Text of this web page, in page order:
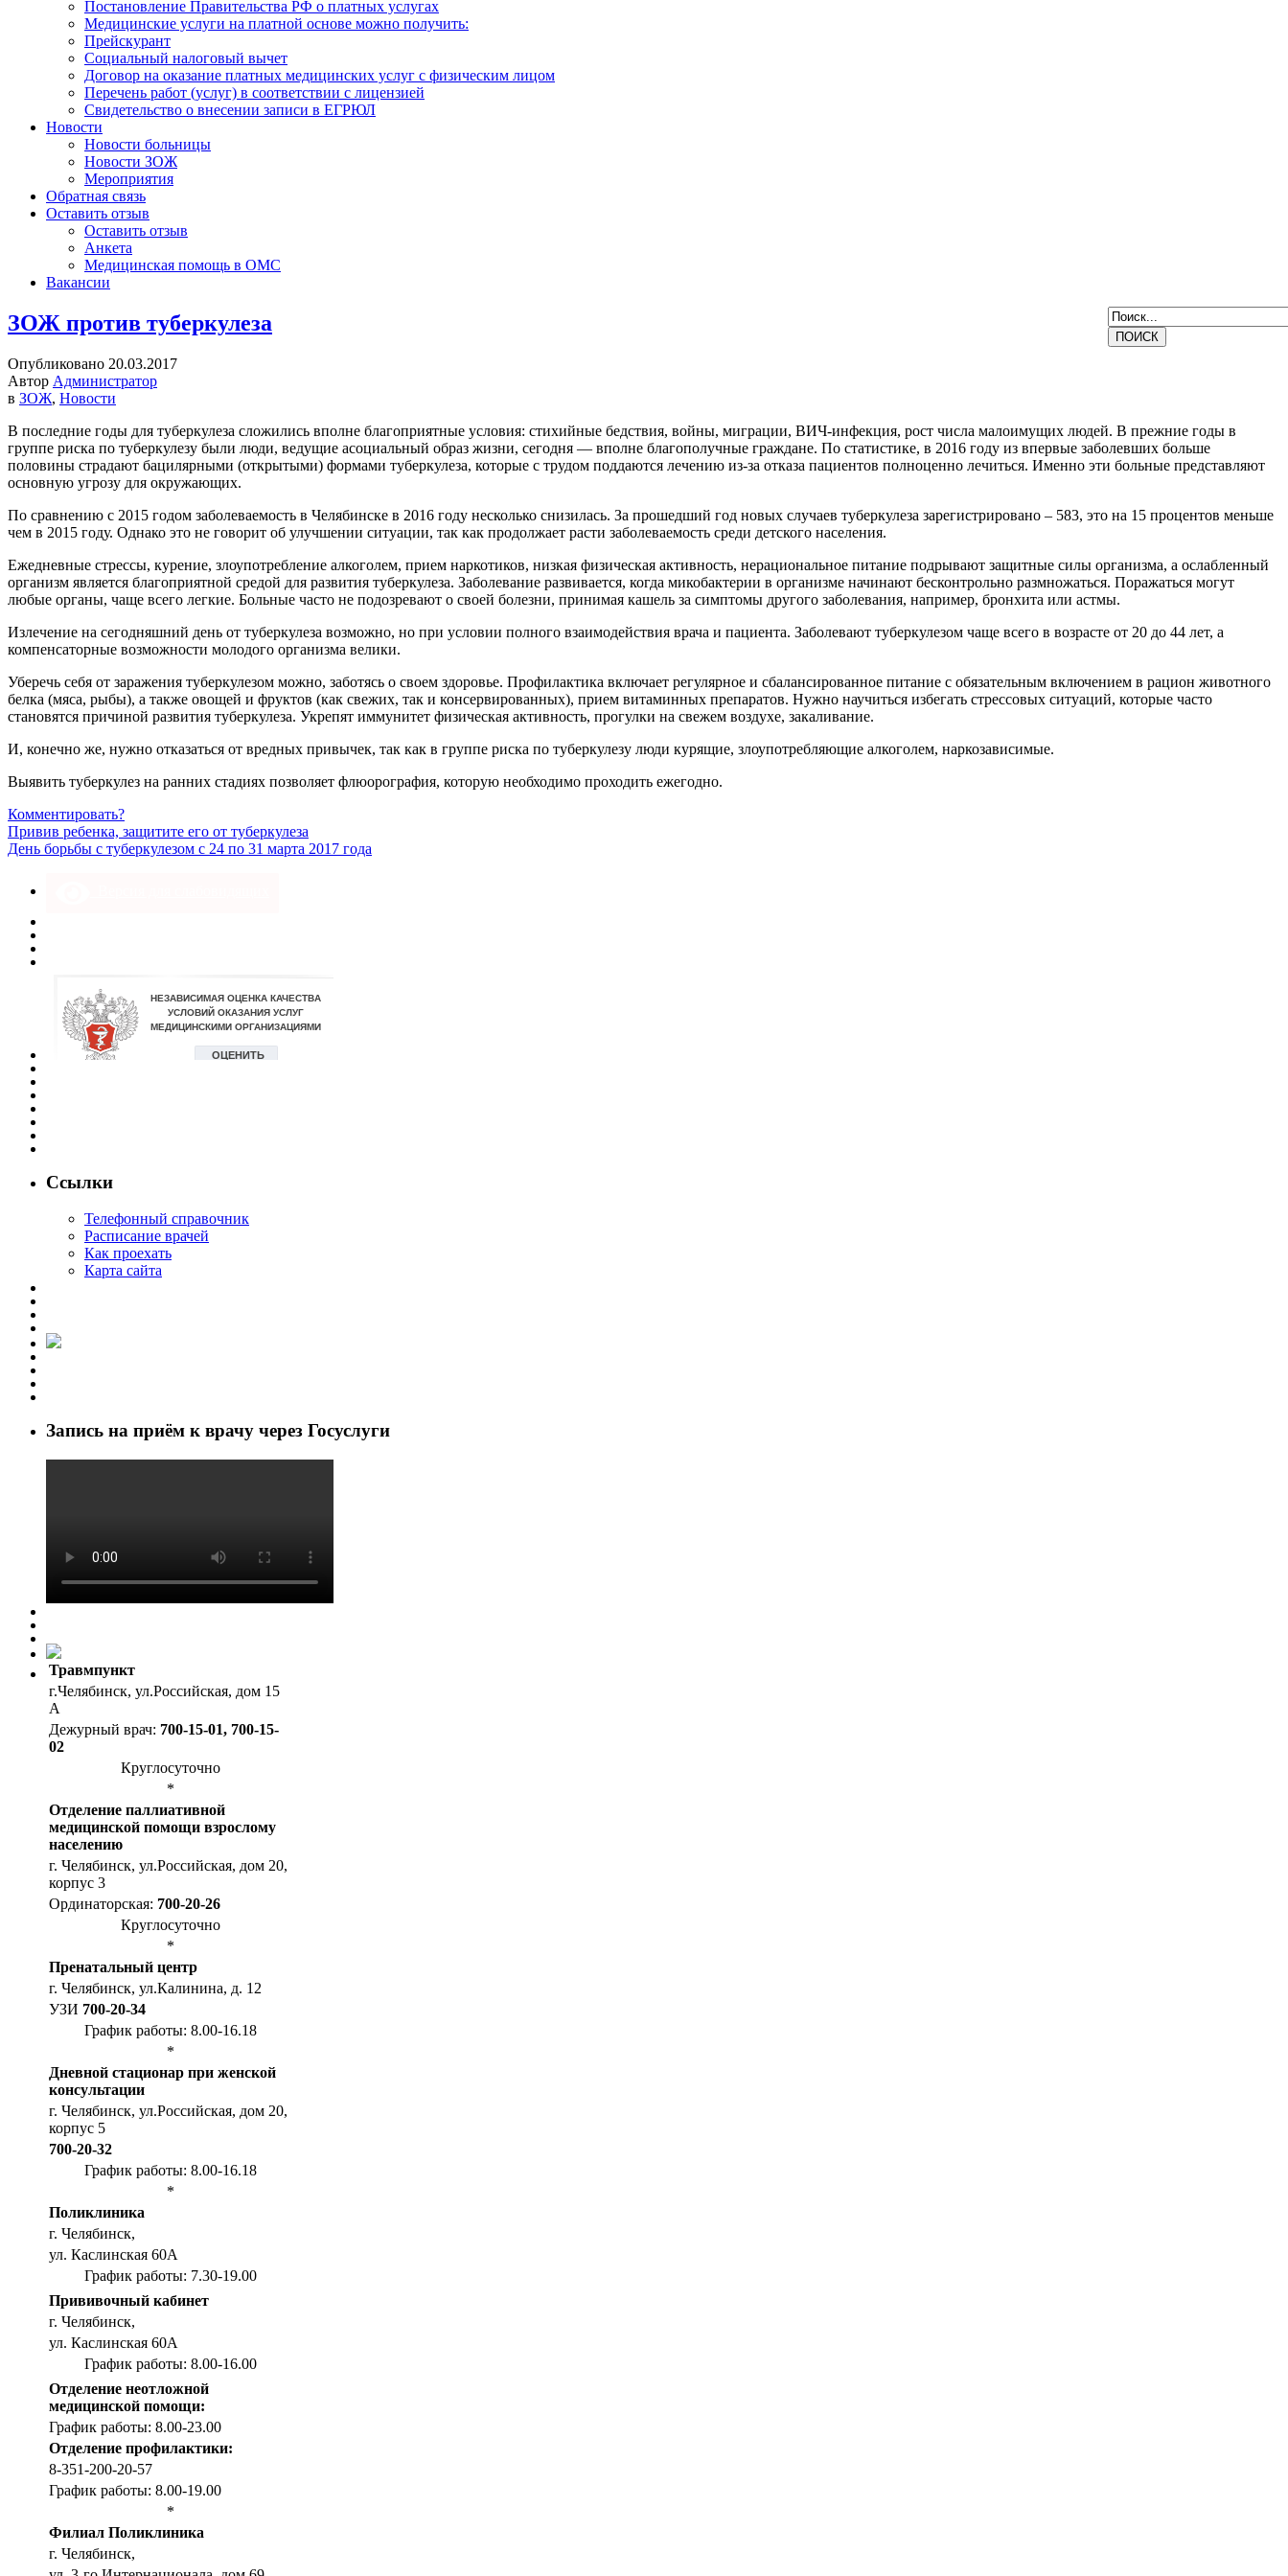
Постановление Правительства РФ о платных услугах
Медицинские услуги на платной основе можно получить:
Прейскурант
Социальный налоговый вычет
Договор на оказание платных медицинских услуг с физическим лицом
Перечень работ (услуг) в соответствии с лицензией
Свидетельство о внесении записи в ЕГРЮЛ
Новости
Новости больницы
Новости ЗОЖ
Мероприятия
Обратная связь
Оставить отзыв
Оставить отзыв
Анкета
Медицинская помощь в ОМС
Вакансии
ЗОЖ против туберкулеза
Опубликовано 20.03.2017
Автор Администратор
в ЗОЖ, Новости
В последние годы для туберкулеза сложились вполне благоприятные условия: стихийные бедствия, войны, миграции, ВИЧ-инфекция, рост числа малоимущих людей. В прежние годы в
группе риска по туберкулезу были люди, ведущие асоциальный образ жизни, сегодня — вполне благополучные граждане. По статистике, в 2016 году из впервые заболевших больше
половины страдают бацилярными (открытыми) формами туберкулеза, которые с трудом поддаются лечению из-за отказа пациентов полноценно лечиться. Именно эти больные представляют
основную угрозу для окружающих.
По сравнению с 2015 годом заболеваемость в Челябинске в 2016 году несколько снизилась. За прошедший год новых случаев туберкулеза зарегистрировано – 583, это на 15 процентов меньше
чем в 2015 году. Однако это не говорит об улучшении ситуации, так как продолжает расти заболеваемость среди детского населения.
Ежедневные стрессы, курение, злоупотребление алкоголем, прием наркотиков, низкая физическая активность, нерациональное питание подрывают защитные силы организма, а ослабленный
организм является благоприятной средой для развития туберкулеза. Заболевание развивается, когда микобактерии в организме начинают бесконтрольно размножаться. Поражаться могут
любые органы, чаще всего легкие. Больные часто не подозревают о своей болезни, принимая кашель за симптомы другого заболевания, например, бронхита или астмы.
Излечение на сегодняшний день от туберкулеза возможно, но при условии полного взаимодействия врача и пациента. Заболевают туберкулезом чаще всего в возрасте от 20 до 44 лет, а
компенсаторные возможности молодого организма велики.
Уберечь себя от заражения туберкулезом можно, заботясь о своем здоровье. Профилактика включает регулярное и сбалансированное питание с обязательным включением в рацион животного
белка (мяса, рыбы), а также овощей и фруктов (как свежих, так и консервированных), прием витаминных препаратов. Нужно научиться избегать стрессовых ситуаций, которые часто
становятся причиной развития туберкулеза. Укрепят иммунитет физическая активность, прогулки на свежем воздухе, закаливание.
И, конечно же, нужно отказаться от вредных привычек, так как в группе риска по туберкулезу люди курящие, злоупотребляющие алкоголем, наркозависимые.
Выявить туберкулез на ранних стадиях позволяет флюорография, которую необходимо проходить ежегодно.
Комментировать?
Привив ребенка, защитите его от туберкулеза
День борьбы с туберкулезом с 24 по 31 марта 2017 года
Ссылки
Телефонный справочник
Расписание врачей
Как проехать
Карта сайта
Запись на приём к врачу через Госуслуги
Травмпункт
г.Челябинск, ул.Российская, дом 15
А
Дежурный врач: 700-15-01, 700-15-
02
Круглосуточно
*
Отделение паллиативной
медицинской помощи взрослому
населению
г. Челябинск, ул.Российская, дом 20,
корпус 3
Ординаторская: 700-20-26
Круглосуточно
*
Пренатальный центр
г. Челябинск, ул.Калинина, д. 12
УЗИ 700-20-34
График работы: 8.00-16.18
*
Дневной стационар при женской
консультации
г. Челябинск, ул.Российская, дом 20,
корпус 5
700-20-32
График работы: 8.00-16.18
*
Поликлиника
г. Челябинск,
ул. Каслинская 60А
График работы: 7.30-19.00
Прививочный кабинет
г. Челябинск,
ул. Каслинская 60А
График работы: 8.00-16.00
Отделение неотложной
медицинской помощи:
График работы: 8.00-23.00
Отделение профилактики:
8-351-200-20-57
График работы: 8.00-19.00
*
Филиал Поликлиника
г. Челябинск,